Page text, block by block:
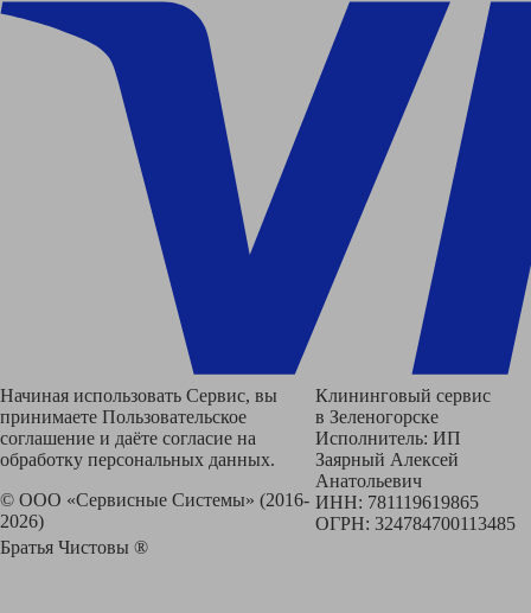
Начиная использовать Сервис, вы
принимаете Пользовательское
соглашение и даёте согласие на
обработку персональных данных.
© ООО «Сервисные Системы» (2016-
2026)
Братья Чистовы ®
Клининговый сервис
в Зеленогорске
Исполнитель: ИП
Заярный Алексей
Анатольевич
ИНН: 781119619865
ОГРН: 324784700113485